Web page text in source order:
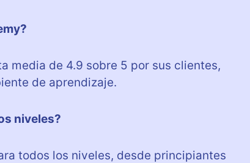
media de 4.9 sobre 5 por sus clientes,
de aprendizaje.
niveles?
todos los niveles, desde principiantes